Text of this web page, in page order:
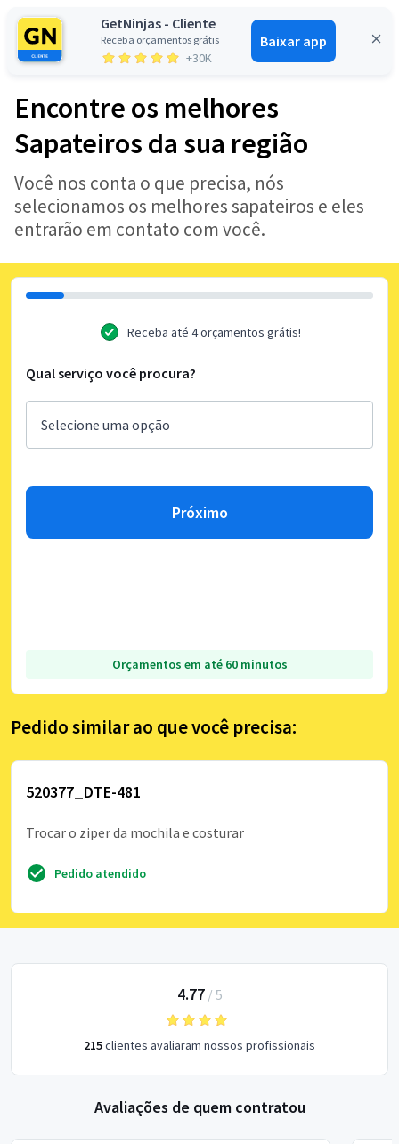
GetNinjas - Cliente
Receba orçamentos grátis
+30K
Baixar app
Entrar
Encontre os melhores
Sapateiros da sua região
Você nos conta o que precisa, nós
selecionamos os melhores sapateiros e eles
entrarão em contato com você.
Receba até 4 orçamentos grátis!
Qual serviço você procura?
Próximo
Orçamentos em até 60 minutos
Pedido similar ao que você precisa:
520377_DTE-481
Trocar o ziper da mochila e costurar
Pedido atendido
4.77/ 5
215clientes avaliaram nossos profissionais
Avaliações de quem contratou